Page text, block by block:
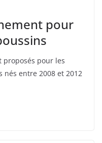
pour
proposés pour les
nés entre 2008 et 2012